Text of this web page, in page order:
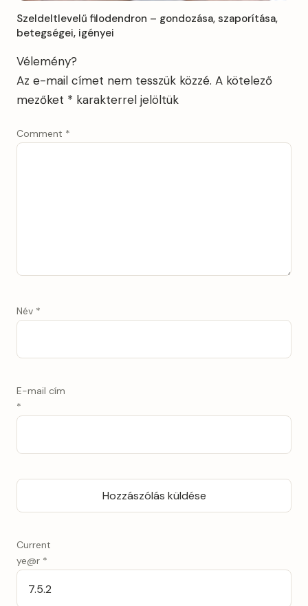
Szeldeltlevelű filodendron – gondozása, szaporítása,
betegségei, igényei
Vélemény?
Az e-mail címet nem tesszük közzé. A kötelező
mezőket * karakterrel jelöltük
Comment *
Név *
E-mail cím
*
Current
ye@r *